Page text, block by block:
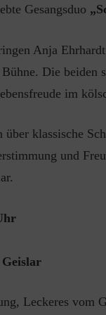
Gesangsduo
Anja
Die
im
klassische
und
Leckeres vom